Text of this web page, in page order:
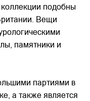
подобны
Вещи
памятники и
партиями в
а также является